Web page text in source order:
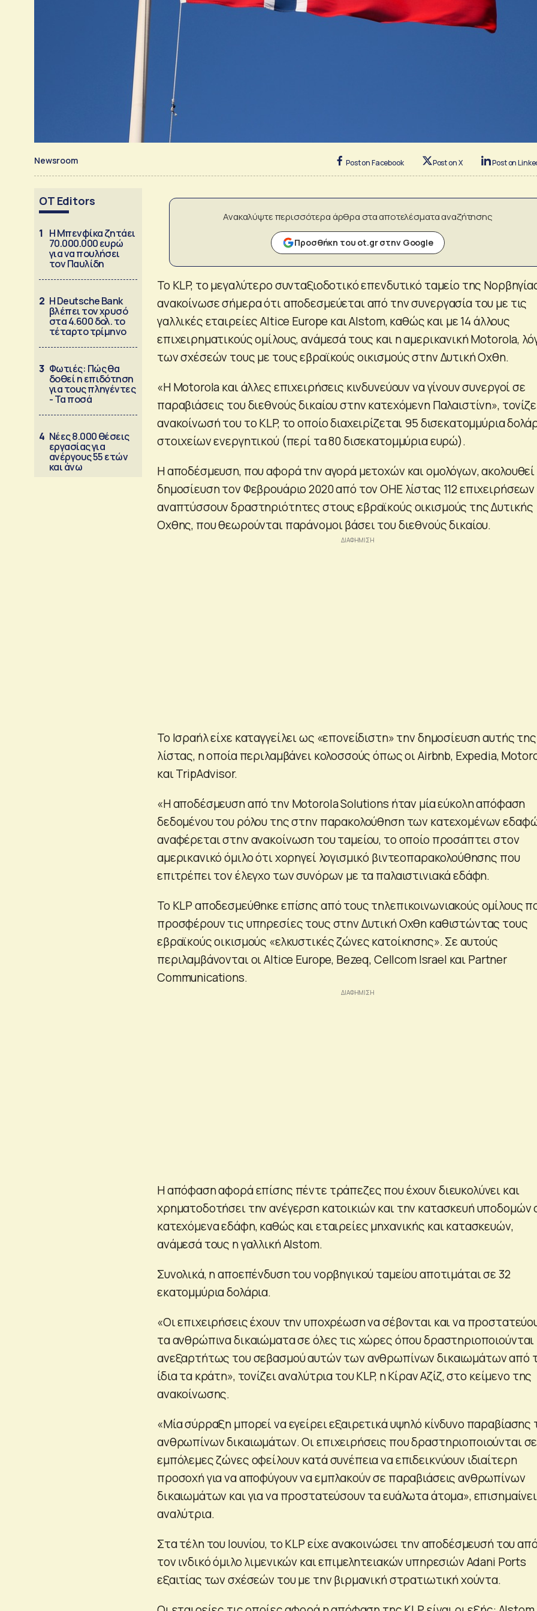
Newsroom Post on Facebook Post on X Post on
OT Editors
1 Η Μπενφίκα ζητάει
70.000.000 ευρώ
για να πουλήσει
τον Παυλίδη
2 Η Deutsche Bank
βλέπει τον χρυσό
στα 4.600 δολ. το
τέταρτο τρίμηνο
3 Φωτιές: Πώς θα
δοθεί η επιδότηση
για τους πληγέντες
- Τα ποσά
4 Νέες 8.000 θέσεις
εργασίας για
ανέργους 55 ετών
και άνω
Ανακαλύψτε περισσότερα άρθρα στα αποτελέσματα αναζήτησης
Προσθήκη του ot.gr στην Google
Το KLP, το μεγαλύτερο συνταξιοδοτικό επενδυτικό ταμείο της
ανακοίνωσε σήμερα ότι αποδεσμεύεται από την συνεργασία του με τις
γαλλικές εταιρείες Altice Europe και Alstom, καθώς και με 14 άλλους
επιχειρηματικούς ομίλους, ανάμεσά τους και η αμερικανική Motorola,
των σχέσεών τους με τους εβραϊκούς οικισμούς στην Δυτική Οχθη.
«Η Motorola και άλλες επιχειρήσεις κινδυνεύουν να γίνουν συνεργοί σε
παραβιάσεις του διεθνούς δικαίου στην κατεχόμενη Παλαιστίνη»,
ανακοίνωσή του το KLP, το οποίο διαχειρίζεται 95 δισεκατομμύρια
στοιχείων ενεργητικού (περί τα 80 δισεκατομμύρια ευρώ).
Η αποδέσμευση, που αφορά την αγορά μετοχών και ομολόγων,
δημοσίευση τον Φεβρουάριο 2020 από τον ΟΗΕ λίστας 112
αναπτύσσουν δραστηριότητες στους εβραϊκούς οικισμούς της Δυτικής
Οχθης, που θεωρούνται παράνομοι βάσει του διεθνούς δικαίου.
Το Ισραήλ είχε καταγγείλει ως «επονείδιστη» την δημοσίευση αυτής της
λίστας, η οποία περιλαμβάνει κολοσσούς όπως οι Airbnb, Expedia,
και TripAdvisor.
«Η αποδέσμευση από την Motorola Solutions ήταν μία εύκολη απόφαση
δεδομένου του ρόλου της στην παρακολούθηση των κατεχομένων
αναφέρεται στην ανακοίνωση του ταμείου, το οποίο προσάπτει στον
αμερικανικό όμιλο ότι χορηγεί λογισμικό βιντεοπαρακολούθησης που
επιτρέπει τον έλεγχο των συνόρων με τα παλαιστινιακά εδάφη.
Το KLP αποδεσμεύθηκε επίσης από τους τηλεπικοινωνιακούς ομίλους
προσφέρουν τις υπηρεσίες τους στην Δυτική Οχθη καθιστώντας τους
εβραϊκούς οικισμούς «ελκυστικές ζώνες κατοίκησης». Σε αυτούς
περιλαμβάνονται οι Altice Europe, Bezeq, Cellcom Israel και Partner
Communications.
Η απόφαση αφορά επίσης πέντε τράπεζες που έχουν διευκολύνει και
χρηματοδοτήσει την ανέγερση κατοικιών και την κατασκευή υποδομών
κατεχόμενα εδάφη, καθώς και εταιρείες μηχανικής και κατασκευών,
ανάμεσά τους η γαλλική Alstom.
Συνολικά, η αποεπένδυση του νορβηγικού ταμείου αποτιμάται σε 32
εκατομμύρια δολάρια.
«Οι επιχειρήσεις έχουν την υποχρέωση να σέβονται και να
τα ανθρώπινα δικαιώματα σε όλες τις χώρες όπου δραστηριοποιούνται
ανεξαρτήτως του σεβασμού αυτών των ανθρωπίνων δικαιωμάτων από
ίδια τα κράτη», τονίζει αναλύτρια του KLP, η Κίραν Αζίζ, στο κείμενο της
ανακοίνωσης.
«Μία σύρραξη μπορεί να εγείρει εξαιρετικά υψηλό κίνδυνο παραβίασης
ανθρωπίνων δικαιωμάτων. Οι επιχειρήσεις που δραστηριοποιούνται σε
εμπόλεμες ζώνες οφείλουν κατά συνέπεια να επιδεικνύουν ιδιαίτερη
προσοχή για να αποφύγουν να εμπλακούν σε παραβιάσεις ανθρωπίνων
δικαιωμάτων και για να προστατεύσουν τα ευάλωτα άτομα»,
αναλύτρια.
Στα τέλη του Ιουνίου, το KLP είχε ανακοινώσει την αποδέσμευσή του
τον ινδικό όμιλο λιμενικών και επιμελητειακών υπηρεσιών Adani Ports
εξαιτίας των σχέσεών του με την βιρμανική στρατιωτική χούντα.